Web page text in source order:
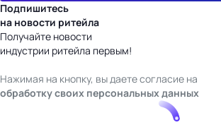
Подпишитесь
на новости ритейла
Получайте новости
индустрии ритейла первым!
Нажимая на кнопку, вы даете согласие на
обработку своих персональных данных